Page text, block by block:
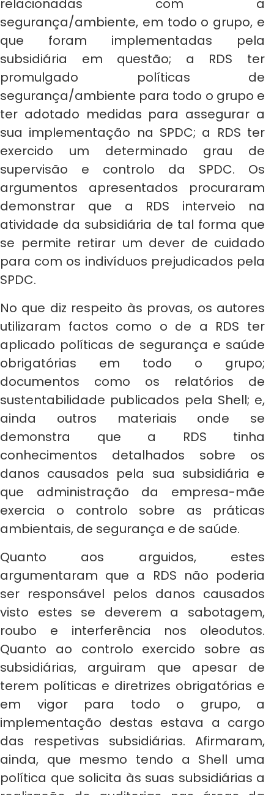
relacionadas com a
segurança/ambiente, em todo o grupo, e
que foram implementadas pela
subsidiária em questão; a RDS ter
promulgado políticas de
segurança/ambiente para todo o grupo e
ter adotado medidas para assegurar a
sua implementação na SPDC; a RDS ter
exercido um determinado grau de
supervisão e controlo da SPDC. Os
argumentos apresentados procuraram
demonstrar que a RDS interveio na
atividade da subsidiária de tal forma que
se permite retirar um dever de cuidado
para com os indivíduos prejudicados pela
SPDC.
No que diz respeito às provas, os autores
utilizaram factos como o de a RDS ter
aplicado políticas de segurança e saúde
obrigatórias em todo o grupo;
documentos como os relatórios de
sustentabilidade publicados pela Shell; e,
ainda outros materiais onde se
demonstra que a RDS tinha
conhecimentos detalhados sobre os
danos causados pela sua subsidiária e
que administração da empresa-mãe
exercia o controlo sobre as práticas
ambientais, de segurança e de saúde.
Quanto aos arguidos, estes
argumentaram que a RDS não poderia
ser responsável pelos danos causados
visto estes se deverem a sabotagem,
roubo e interferência nos oleodutos.
Quanto ao controlo exercido sobre as
subsidiárias, arguiram que apesar de
terem políticas e diretrizes obrigatórias e
em vigor para todo o grupo, a
implementação destas estava a cargo
das respetivas subsidiárias. Afirmaram,
ainda, que mesmo tendo a Shell uma
política que solicita às suas subsidiárias a